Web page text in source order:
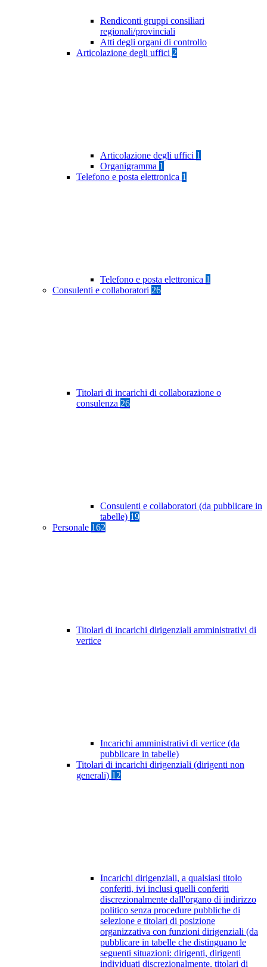
Rendiconti gruppi consiliari
regionali/provinciali
Atti degli organi di controllo
Articolazione degli uffici 2
Articolazione degli uffici 1
Organigramma 1
Telefono e posta elettronica 1
Telefono e posta elettronica 1
Consulenti e collaboratori 26
Titolari di incarichi di collaborazione o
consulenza 26
Consulenti e collaboratori (da pubblicare in
tabelle) 19
Personale 162
Titolari di incarichi dirigenziali amministrativi di
vertice
Incarichi amministrativi di vertice (da
pubblicare in tabelle)
Titolari di incarichi dirigenziali (dirigenti non
generali) 12
Incarichi dirigenziali, a qualsiasi titolo
conferiti, ivi inclusi quelli conferiti
discrezionalmente dall'organo di indirizzo
politico senza procedure pubbliche di
selezione e titolari di posizione
organizzativa con funzioni dirigenziali (da
pubblicare in tabelle che distinguano le
seguenti situazioni: dirigenti, dirigenti
individuati discrezionalmente, titolari di